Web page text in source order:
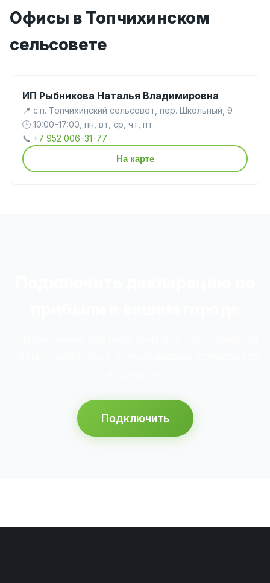
Офисы в Топчихинском
сельсовете
ИП Рыбникова Наталья Владимировна
📍 с.п. Топчихинский сельсовет, пер. Школьный, 9
🕒 10:00-17:00, пн, вт, ср, чт, пт
📞 +7 952 006-31-77
На карте
Подключить